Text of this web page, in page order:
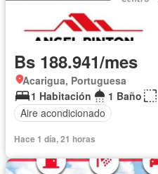
Bs 188.941/mes
Acarigua, Portuguesa
1 Habitación
1 Baño
Aire acondicionado
Hace 1 día, 21 horas